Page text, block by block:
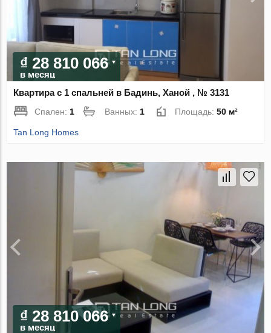
₫ 28 810 066
в месяц
Квартира с 1 спальней в Бадинь, Ханой , № 3131
Спален: 1 Ванных: 1 Площадь:50 м²
Tan Long Homes
₫ 28 810 066
в месяц